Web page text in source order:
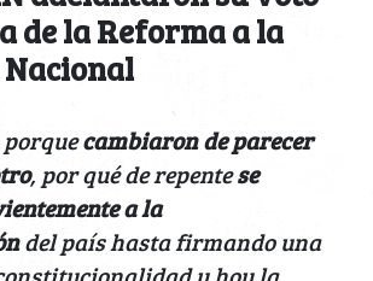
de la Reforma a la
porquecambiaron de parecer
, por qué de repentese
a la
del país hasta firmando una
y hoy la